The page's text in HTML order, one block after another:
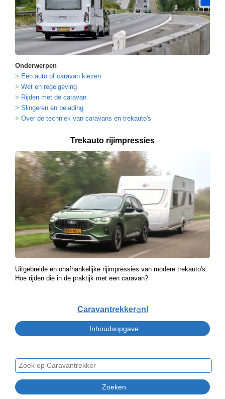
Onderwerpen
Een auto of caravan kiezen
Wet en regelgeving
Rijden met de caravan
Slingeren en belading
Over de techniek van caravans en trekauto's
Trekauto rijimpressies
Uitgebreide en onafhankelijke rijimpressies van modere trekauto's.
Hoe rijden die in de praktijk met een caravan?
Caravantrekker🙂nl